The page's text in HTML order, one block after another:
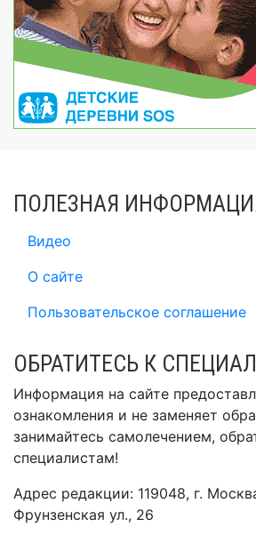
ПОЛЕЗНАЯ
Видео
О сайте
Пользовательское соглашение
ОБРАТИТЕСЬ К
Информация на сайте
ознакомления и не заменяет
занимайтесь самолечением,
специалистам!
Адрес редакции: 119048, г.
Фрунзенская ул., 26